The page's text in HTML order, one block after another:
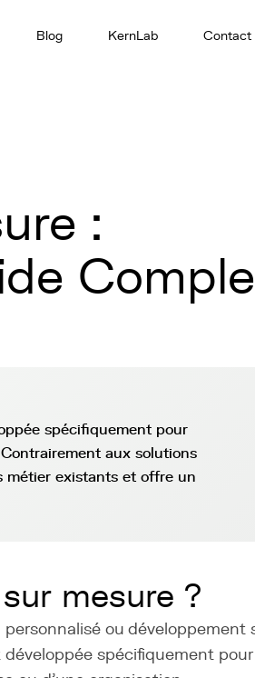
Blog KernLab Contact
:
spécifiquement pour
aux solutions
métier existants et offre un
mesure ?
ou développement
spécifiquement pour